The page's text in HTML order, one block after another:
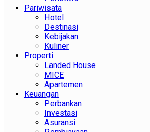
Pariwisata
Hotel
Destinasi
Kebijakan
Kuliner
Properti
Landed House
MICE
Apartemen
Keuangan
Perbankan
Investasi
Asuransi